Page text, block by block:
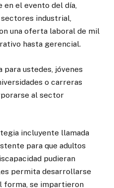
en el evento del día,
industrial,
una oferta laboral de mil
hasta gerencial.
para ustedes, jóvenes
o carreras
al sector
incluyente llamada
para que adultos
pudieran
permita desarrollarse
forma, se impartieron